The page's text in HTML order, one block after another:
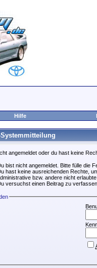
Hilfe
angemeldet oder du hast keine
bist nicht angemeldet. Bitte fülle die
hast keine ausreichenden Rechte,
bzw. andere nicht
versuchst einen Beitrag zu